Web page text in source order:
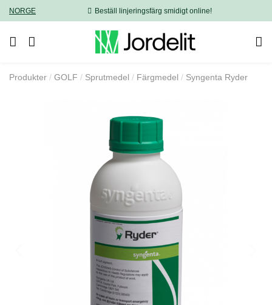
NORGE Beställ linjeringsfärg smidigt online!
Produkter GOLF Sprutmedel Färgmedel Syngenta Ryder